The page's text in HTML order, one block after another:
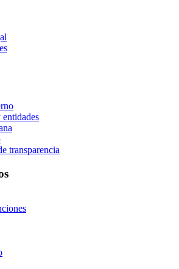
transparencia